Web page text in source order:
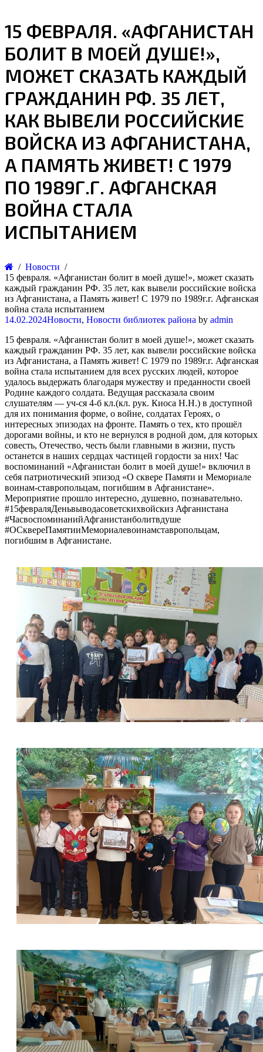
15 ФЕВРАЛЯ. «АФГАНИСТАН
БОЛИТ В МОЕЙ ДУШЕ!»,
МОЖЕТ СКАЗАТЬ КАЖДЫЙ
ГРАЖДАНИН РФ. 35 ЛЕТ,
КАК ВЫВЕЛИ РОССИЙСКИЕ
ВОЙСКА ИЗ АФГАНИСТАНА,
А ПАМЯТЬ ЖИВЕТ! С 1979
ПО 1989Г.Г. АФГАНСКАЯ
ВОЙНА СТАЛА
ИСПЫТАНИЕМ
Новости
15 февраля. «Афганистан болит в моей душе!», может сказать
каждый гражданин РФ. 35 лет, как вывели российские войска
из Афганистана, а Память живет! С 1979 по 1989г.г. Афганская
война стала испытанием
14.02.2024Новости, Новости библиотек района by admin
15 февраля. «Афганистан болит в моей душе!», может сказать
каждый гражданин РФ. 35 лет, как вывели российские войска
из Афганистана, а Память живет! С 1979 по 1989г.г. Афганская
война стала испытанием для всех русских людей, которое
удалось выдержать благодаря мужеству и преданности своей
Родине каждого солдата. Ведущая рассказала своим
слушателям — уч-ся 4-б кл.(кл. рук. Киоса Н.Н.) в доступной
для их понимания форме, о войне, солдатах Героях, о
интересных эпизодах на фронте. Память о тех, кто прошёл
дорогами войны, и кто не вернулся в родной дом, для которых
совесть, Отечество, честь были главными в жизни, пусть
останется в наших сердцах частицей гордости за них! Час
воспоминаний «Афганистан болит в моей душе!» включил в
себя патриотический эпизод «О сквере Памяти и Мемориале
воинам-ставропольцам, погибшим в Афганистане».
Мероприятие прошло интересно, душевно, познавательно.
#15февраляДеньвыводасоветскихвойскиз Афганистана
#ЧасвоспоминанийАфганистанболитвдуше
#ОСквереПамятииМемориалевоинамставропольцам,
погибшим в Афганистане.